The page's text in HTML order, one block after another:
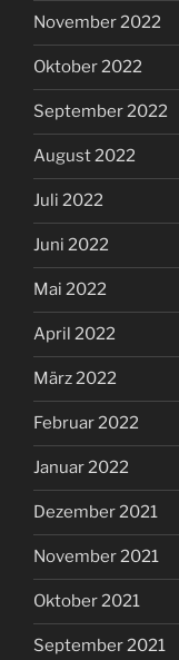
November 2022
Oktober 2022
September 2022
August 2022
Juli 2022
Juni 2022
Mai 2022
April 2022
März 2022
Februar 2022
Januar 2022
Dezember 2021
November 2021
Oktober 2021
September 2021